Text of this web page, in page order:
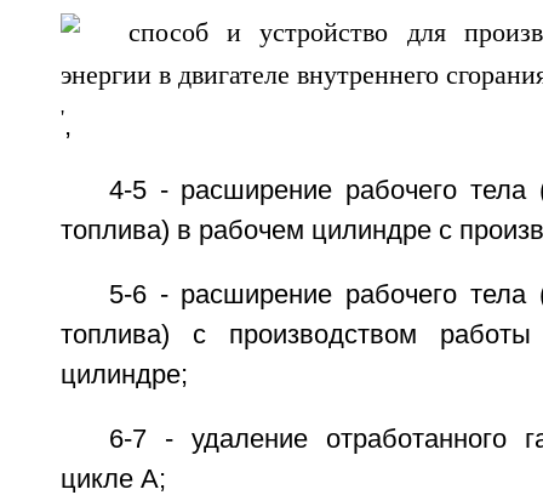
',
4-5 - расширение рабочего тела
топлива) в рабочем цилиндре с
5-6 - расширение рабочего тела
топлива) с производством
цилиндре;
6-7 - удаление отработанного
цикле А;